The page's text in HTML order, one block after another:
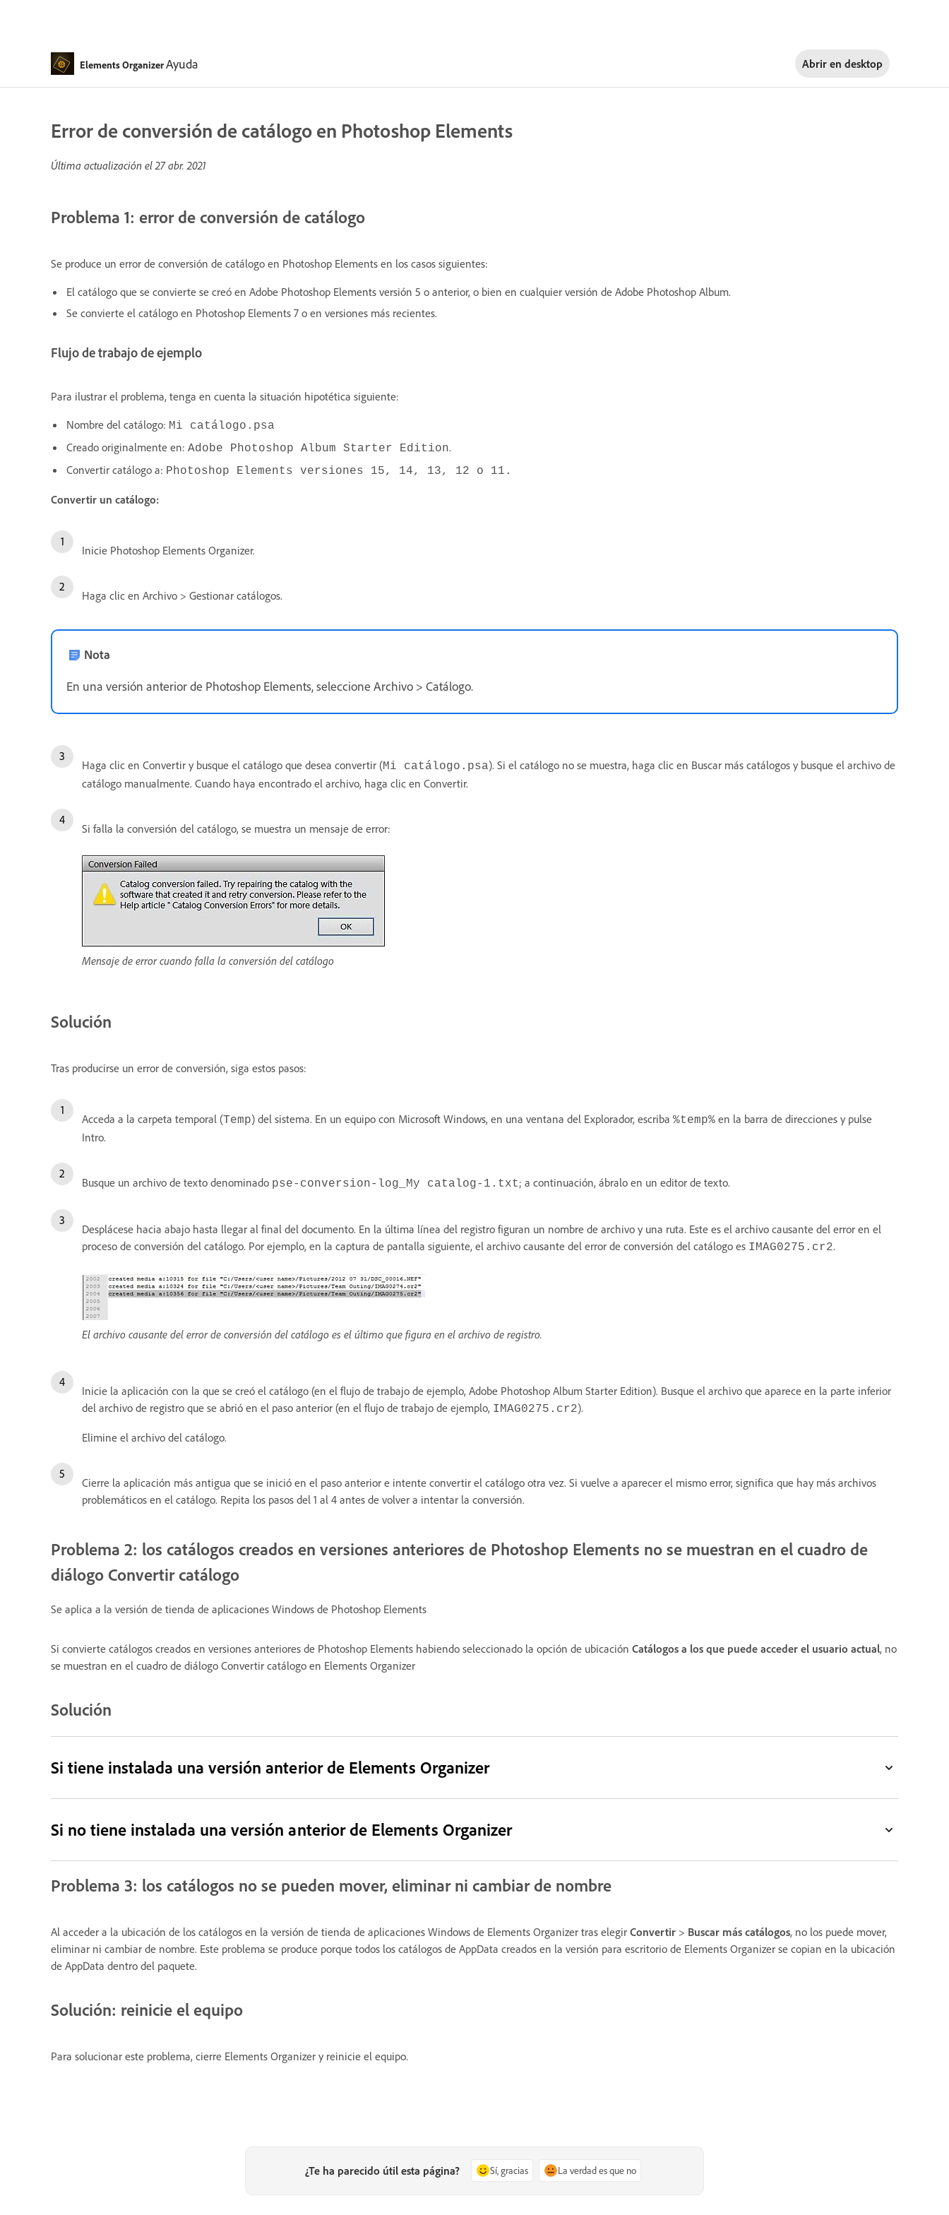
Elements OrganizerAyuda Abrir en desktop
Error de conversión de catálogo en Photoshop Elements
Última actualización el27 abr. 2021
Problema 1: error de conversión de catálogo
Se produce un error de conversión de catálogo en Photoshop Elements en los casos siguientes:
El catálogo que se convierte se creó en Adobe Photoshop Elements versión 5 o anterior, o bien en cualquier versión de Adobe Photoshop Album.
Se convierte el catálogo en Photoshop Elements 7 o en versiones más recientes.
Flujo de trabajo de ejemplo
Para ilustrar el problema, tenga en cuenta la situación hipotética siguiente:
Nombre del catálogo: Mi catálogo.psa
Creado originalmente en: Adobe Photoshop Album Starter Edition.
Convertir catálogo a: Photoshop Elements versiones 15, 14, 13, 12 o 11.
Convertir un catálogo:
Inicie Photoshop Elements Organizer.
Haga clic en Archivo > Gestionar catálogos.
Nota
En una versión anterior de Photoshop Elements, seleccione Archivo > Catálogo.
Haga clic en Convertir y busque el catálogo que desea convertir (Mi catálogo.psa). Si el catálogo no se muestra, haga clic en Buscar más catálogos y busque el archivo de
catálogo manualmente. Cuando haya encontrado el archivo, haga clic en Convertir.
Si falla la conversión del catálogo, se muestra un mensaje de error:
Mensaje de error cuando falla la conversión del catálogo
Solución
Tras producirse un error de conversión, siga estos pasos:
Acceda a la carpeta temporal (Temp) del sistema. En un equipo con Microsoft Windows, en una ventana del Explorador, escriba %temp% en la barra de direcciones y pulse
Intro.
Busque un archivo de texto denominado pse-conversion-log_My catalog-1.txt; a continuación, ábralo en un editor de texto.
Desplácese hacia abajo hasta llegar al final del documento. En la última línea del registro figuran un nombre de archivo y una ruta. Este es el archivo causante del error en el
proceso de conversión del catálogo. Por ejemplo, en la captura de pantalla siguiente, el archivo causante del error de conversión del catálogo es IMAG0275.cr2.
El archivo causante del error de conversión del catálogo es el último que figura en el archivo de registro.
Inicie la aplicación con la que se creó el catálogo (en el flujo de trabajo de ejemplo, Adobe Photoshop Album Starter Edition). Busque el archivo que aparece en la parte inferior
del archivo de registro que se abrió en el paso anterior (en el flujo de trabajo de ejemplo, IMAG0275.cr2).
Elimine el archivo del catálogo.
Cierre la aplicación más antigua que se inició en el paso anterior e intente convertir el catálogo otra vez. Si vuelve a aparecer el mismo error, significa que hay más archivos
problemáticos en el catálogo. Repita los pasos del 1 al 4 antes de volver a intentar la conversión.
Problema 2: los catálogos creados en versiones anteriores de Photoshop Elements no se muestran en el cuadro de
diálogo Convertir catálogo
Se aplica a la versión de tienda de aplicaciones Windows de Photoshop Elements
Si convierte catálogos creados en versiones anteriores de Photoshop Elements habiendo seleccionado la opción de ubicación Catálogos a los que puede acceder el usuario actual, no
se muestran en el cuadro de diálogo Convertir catálogo en Elements Organizer
Solución
Si tiene instalada una versión anterior de Elements Organizer
Si no tiene instalada una versión anterior de Elements Organizer
Problema 3: los catálogos no se pueden mover, eliminar ni cambiar de nombre
Al acceder a la ubicación de los catálogos en la versión de tienda de aplicaciones Windows de Elements Organizer tras elegir Convertir > Buscar más catálogos, no los puede mover,
eliminar ni cambiar de nombre. Este problema se produce porque todos los catálogos de AppData creados en la versión para escritorio de Elements Organizer se copian en la ubicación
de AppData dentro del paquete.
Solución: reinicie el equipo
Para solucionar este problema, cierre Elements Organizer y reinicie el equipo.
¿Te ha parecido útil esta página? Sí, gracias La verdad es que no